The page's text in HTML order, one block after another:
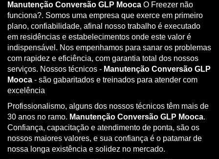
Manutenção Conversão GLP Mooca O Freezer não
funciona?. Somos uma empresa que exerce em primeiro
plano, confiabilidade, afinal nosso trabalho é executado
em residências e estabelecimentos onde este valor é
indispensável. Nos empenhamos para sanar os problemas
com rapidez e eficiência, com garantia total dos nossos
serviços. Nossos técnicos - Manutenção Conversão GLP
Mooca - são gabaritados e treinados para atender com
excelência
Profissionalismo, alguns dos nossos técnicos têm mais de
30 anos no ramo. Manutenção Conversão GLP Mooca.
Confiança, capacitação e atendimento de ponta, são os
nossos maiores valores, e sua confiança é o patamar de
nossa longa existência e solidez no mercado.